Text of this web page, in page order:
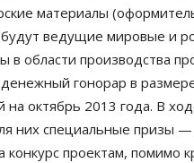
материалы
ведущие мировые и
в области производства
гонорар в
октябрь 2013 года. В
них специальные призы
проектам, помимо